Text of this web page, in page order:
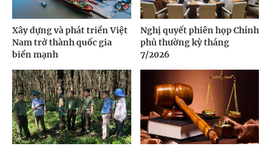
Xây dựng và phát triển Việt
Nam trở thành quốc gia
biển mạnh
Nghị quyết phiên họp Chính
phủ thường kỳ tháng
7/2026